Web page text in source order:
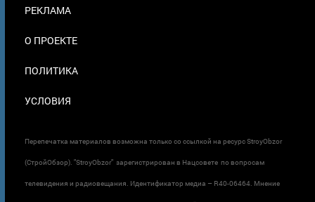
РЕКЛАМА
О ПРОЕКТЕ
ПОЛИТИКА
УСЛОВИЯ
Перепечатка материалов возможна только со ссылкой на ресурс StroyObzor
(СтройОбзор). "StroyObzor" зарегистрирован в Нацсовете по вопросам
телевидения и радиовещания. Идентификатор медиа – R40-06464. Мнение